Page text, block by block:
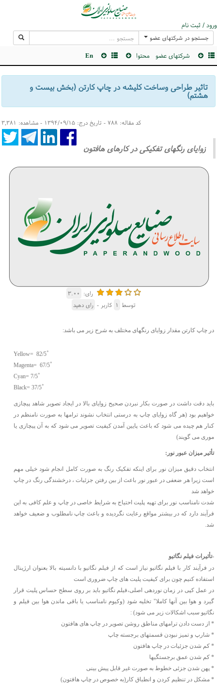
ورود / ثبت نام
جستجو در شرکتهای عضو
شرکتهای عضو محتوا En
تاثیر طراحی وساخت کلیشه در چاپ کارتن (بخش بیست و
هشتم)
کد مقاله: ۷۸۸ - تاریخ درج: ۱۳۹۴/۰۹/۱۵ - مشاهده: ۳,۳۸۱
زوایای رنگهای تفکیکی در کارهای هافتون
رای: ۳.۰۰
توسط ۱ کاربر - رای دهید
در چاپ کارتن مقدار زوایای رنگهای مختلف به شرح زیر می باشد:
˚
Yellow= 82/5
˚
Magenta= 67/5
˚
Cyan= 7/5
˚
Black= 37/5
باید دقت داشت در صورت بکار نبردن صحیح زوایای بالا در ایجاد تصویر شاهد پیچازی
خواهیم بود (هر گاه زوایای چاپ به درستی انتخاب نشوند ترامها به صورت نامنظم در
کنار هم چیده می شود که باعث پایین آمدن کیفیت تصویر می شود که به آن پیچازی یا
موری می گویند)
تأثیر میزان عبور نور:
انتخاب دقیق میزان نور برای اینکه تفکیک رنگ به صورت کامل انجام شود خیلی مهم
است زیرا هر ضعفی در عبور نور باعث از بین رفتن جزئیات ، درخشندگی رنگ در چاپ
خواهد شد
شدت نامناسب نور برای تهیه پلیت احتیاج به شرایط خاصی در چاپ و علم کافی به این
فرآیند دارد که در بیشتر مواقع رعایت نگردیده و باعث چاپ نامطلوب و ضعیف خواهد
شد.
-تأثیرات فیلم نگاتیو
در فرآیند کار با فیلم نگاتیو نیاز است که از فیلم نگاتیو با دانسیته بالا بعنوان ارژینال
استفاده کنیم چون برای کیفیت پلیت های چاپ ضروری است
در عمل کپی در زمان نوردهی اصلی،فیلم نگاتیو باید بر روی سطح حساس پلیت قرار
گیرد و هوا بین آنها کاملا" تخلیه شود (وکیوم نامناسب یا باقی ماندن هوا بین فیلم و
نگاتیو سبب اشکالات زیر می شود) :
* از دست دادن ترامهای مناطق روشن تصویر در چاپ های هافتون
* شارپ و تمیز نبودن قسمتهای برجسته چاپ
* کم شدن جزئیات در چاپ هافتون
* کم شدن عمق برجستگیها
* پهن شدن جزئی خطوط به صورت غیر قابل پیش بینی
* مشکل در تنظیم کردن و انطباق کار(به خصوص در چاپ هافتون)